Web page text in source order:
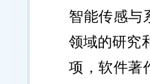
智能传感与
领域的研究
项，软件著